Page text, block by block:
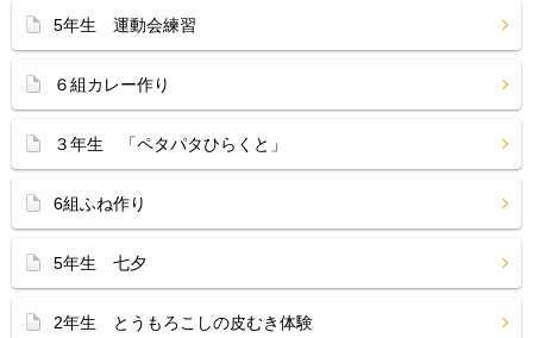
5年生 運動会練習
６組カレー作り
３年生 「ペタパタひらくと」
6組ふね作り
5年生 七夕
2年生 とうもろこしの皮むき体験